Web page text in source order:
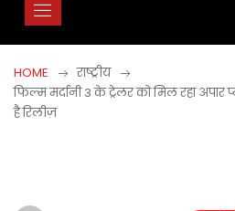
HOME
राष्ट्रीय
फिल्म मर्दानी 3 के ट्रेलर को मिल रहा अपार
है रिलीज़